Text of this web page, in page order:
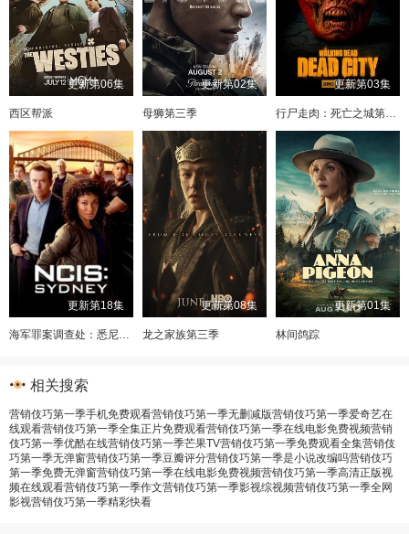
更新第06集
西区帮派
更新第02集
母狮第三季
更新第03集
行尸走肉：死亡之城第三季
更新第18集
海军罪案调查处：悉尼第三季
更新第08集
龙之家族第三季
更新第01集
林间鸽踪
相关搜索
营销伎巧第一季手机免费观看营销伎巧第一季无删减版营销伎巧第一季爱奇艺在
线观看营销伎巧第一季全集正片免费观看营销伎巧第一季在线电影免费视频营销
伎巧第一季优酷在线营销伎巧第一季芒果TV营销伎巧第一季免费观看全集营销伎
巧第一季无弹窗营销伎巧第一季豆瓣评分营销伎巧第一季是小说改编吗营销伎巧
第一季免费无弹窗营销伎巧第一季在线电影免费视频营销伎巧第一季高清正版视
频在线观看营销伎巧第一季作文营销伎巧第一季影视综视频营销伎巧第一季全网
影视营销伎巧第一季精彩快看